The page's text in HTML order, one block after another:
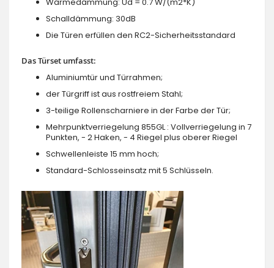
Schalldämmung: 30dB
Die Türen erfüllen den RC2-Sicherheitsstandard
Das Türset umfasst:
Aluminiumtür und Türrahmen;
der Türgriff ist aus rostfreiem Stahl;
3-teilige Rollenscharniere in der Farbe der Tür;
Mehrpunktverriegelung 855GL : Vollverriegelung in 7
Punkten, - 2 Haken, - 4 Riegel plus oberer Riegel
Schwellenleiste 15 mm hoch;
Standard-Schlosseinsatz mit 5 Schlüsseln.